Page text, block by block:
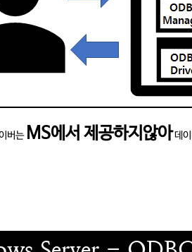
버는 MS에서 제공하지않아데이